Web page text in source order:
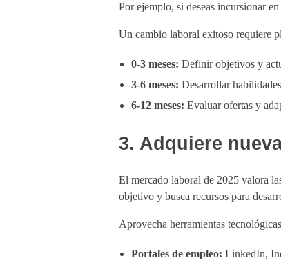
Por ejemplo, si deseas incursionar
Un cambio laboral exitoso requiere
0-3 meses: Definir objetivos y
3-6 meses: Desarrollar
6-12 meses: Evaluar ofertas y
3. Adquiere
El mercado laboral de 2025 valora
objetivo y busca recursos para
Aprovecha herramientas
Portales de empleo: LinkedIn,